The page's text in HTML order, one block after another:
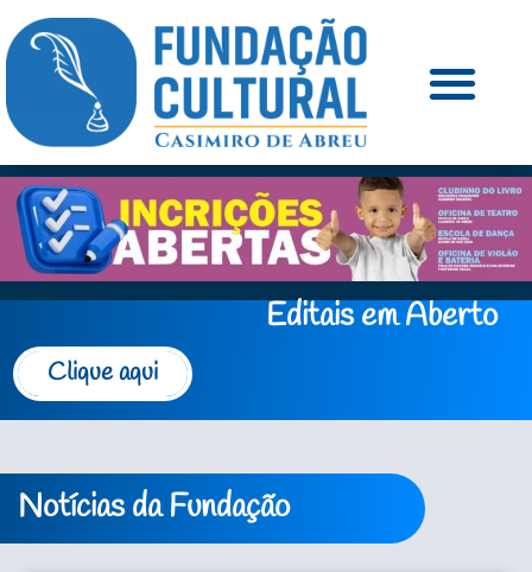
Editais em Aberto
Clique aqui
Notícias da Fundação